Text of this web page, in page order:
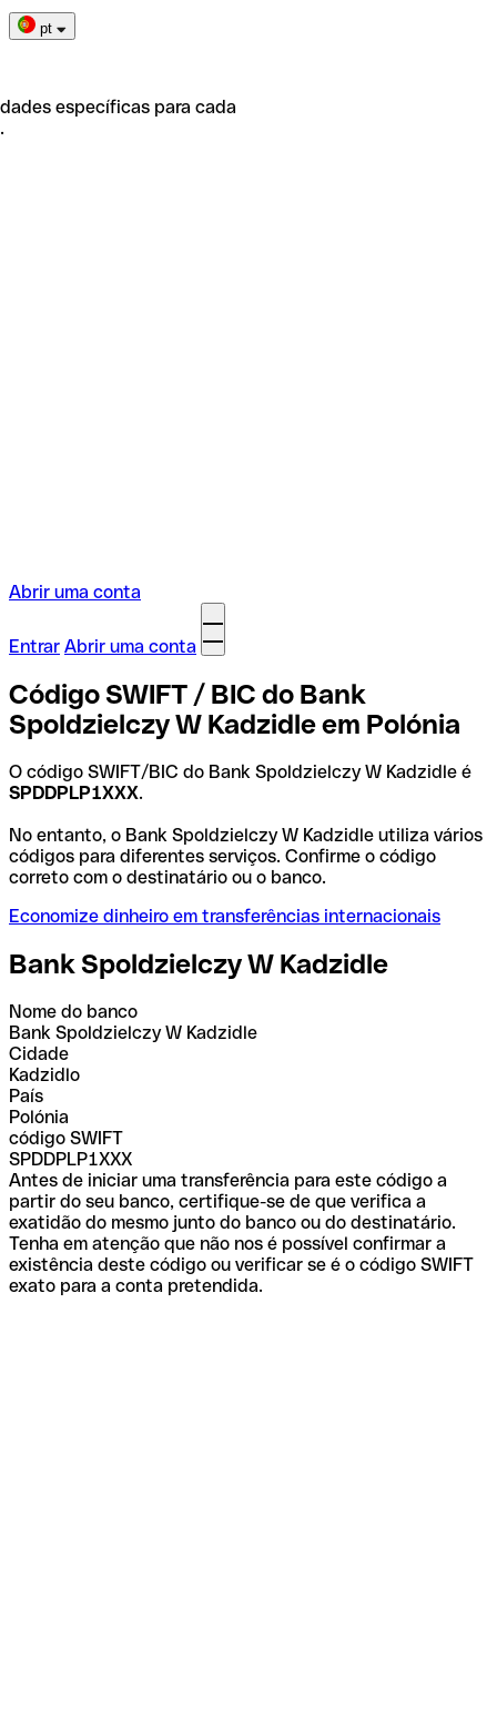
pt
específicas para cada
Abrir uma conta
Entrar Abrir uma conta
Código SWIFT / BIC do Bank
Spoldzielczy W Kadzidle em Polónia
O código SWIFT/BIC do Bank Spoldzielczy W Kadzidle é
SPDDPLP1XXX.
No entanto, o Bank Spoldzielczy W Kadzidle utiliza vários
códigos para diferentes serviços. Confirme o código
correto com o destinatário ou o banco.
Economize dinheiro em transferências internacionais
Bank Spoldzielczy W Kadzidle
Nome do banco
Bank Spoldzielczy W Kadzidle
Cidade
Kadzidlo
País
Polónia
código SWIFT
SPDDPLP1XXX
Antes de iniciar uma transferência para este código a
partir do seu banco, certifique-se de que verifica a
exatidão do mesmo junto do banco ou do destinatário.
Tenha em atenção que não nos é possível confirmar a
existência deste código ou verificar se é o código SWIFT
exato para a conta pretendida.